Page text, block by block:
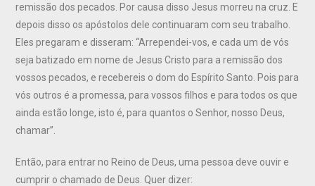
remissão dos pecados. Por causa disso Jesus morreu na cruz. E
depois disso os apóstolos dele continuaram com seu trabalho.
Eles pregaram e disseram: “Arrependei-vos, e cada um de vós
seja batizado em nome de Jesus Cristo para a remissão dos
vossos pecados, e recebereis o dom do Espírito Santo. Pois para
vós outros é a promessa, para vossos filhos e para todos os que
ainda estão longe, isto é, para quantos o Senhor, nosso Deus,
chamar”.
Então, para entrar no Reino de Deus, uma pessoa deve ouvir e
cumprir o chamado de Deus. Quer dizer: